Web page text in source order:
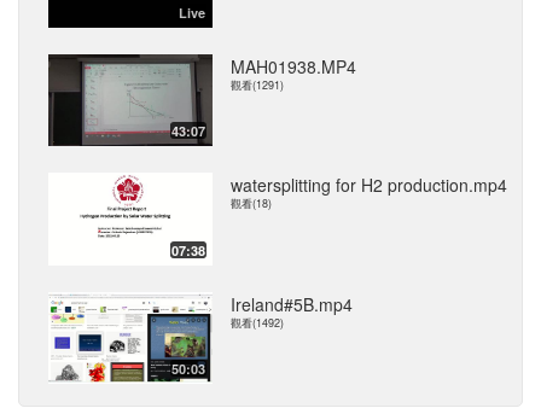
Live
43:07
MAH01938.MP4
觀看(1291)
07:38
watersplitting for H2 production.mp4
觀看(18)
50:03
Ireland#5B.mp4
觀看(1492)